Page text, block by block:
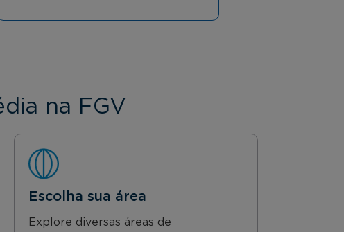
na FGV
Escolha sua área
Explore diversas áreas de